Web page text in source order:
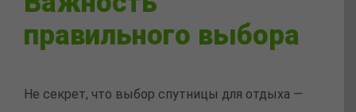
правильного выбора
Не секрет, что выбор спутницы для отдыха —